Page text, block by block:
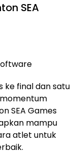
SEA
ke final dan satu
momentum
SEA Games
mampu
atlet untuk